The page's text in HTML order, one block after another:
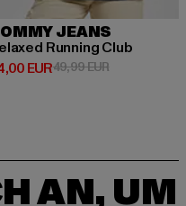
EUR
JEANS
Running Club
EURPreis: 24,00 EUR
49,99 EURAktionspreis:
AN, UM